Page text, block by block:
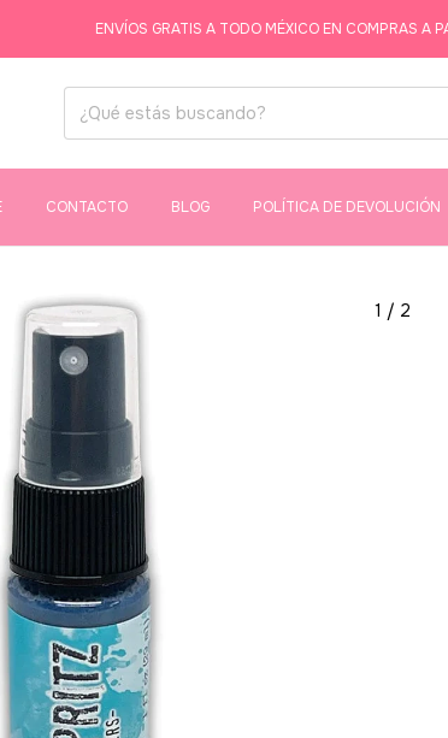
ENVÍOS GRATIS A TODO MÉXICO EN COMPRAS A
CONTACTO BLOG POLÍTICA DE DEVOLUCIÓN
1 / 2